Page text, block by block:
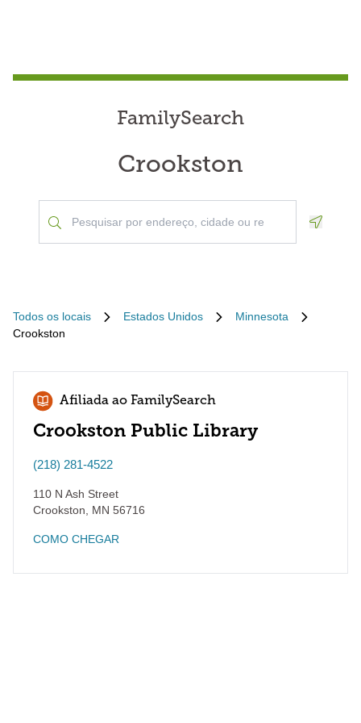
FamilySearch
Crookston
Todos os locais Estados Unidos
Minnesota
Crookston
Afiliada ao FamilySearch
Crookston Public Library
(218) 281-4522
110 N Ash Street
Crookston
MN 56716
COMO CHEGAR